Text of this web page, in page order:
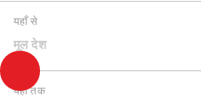
यहाँ से
मूल देश
यहाँ तक